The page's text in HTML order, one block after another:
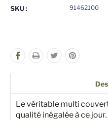
SKU : 91462100
Le véritable multi
qualité inégalée à ce jour.